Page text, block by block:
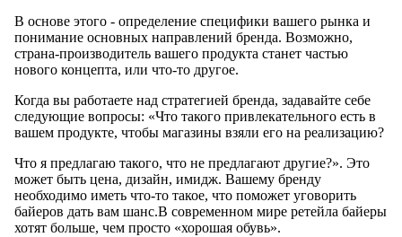
В основе этого - определение специфики вашего рынка и
понимание основных направлений бренда. Возможно,
страна-производитель вашего продукта станет частью
нового концепта, или что-то другое.
Когда вы работаете над стратегией бренда, задавайте себе
следующие вопросы: «Что такого привлекательного есть в
вашем продукте, чтобы магазины взяли его на реализацию?
Что я предлагаю такого, что не предлагают другие?». Это
может быть цена, дизайн, имидж. Вашему бренду
необходимо иметь что-то такое, что поможет уговорить
байеров дать вам шанс.В современном мире ретейла байеры
хотят больше, чем просто «хорошая обувь».